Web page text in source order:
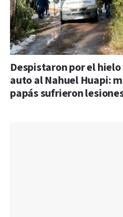
Despistaron por el
auto al Nahuel Huapi:
papás sufrieron